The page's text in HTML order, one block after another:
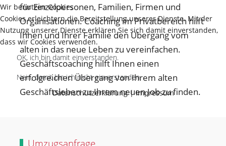
für Einzelpersonen, Familien, Firmen und
Organisationen. Coaching im Privatbereich hilft
Ihnen und Ihrer Familie den Übergang vom
alten in das neue Leben zu vereinfachen.
Geschäftscoaching hilft Ihnen einen
erfolgreichen Übergang von Ihrem alten
Geschäftsleben zu Ihrem neuen Job zu finden.
Umzugsanfrage
Wir benutzen Cookies
Cookies erleichtern die Bereitstellung unserer Dienste. Mit der
Nutzung unserer Dienste erklären Sie sich damit einverstanden,
dass wir Cookies verwenden.
OK, ich bin damit einverstanden.
Nein, damit bin ich nicht einverstanden.
Datenschutzerklärung|Impressum